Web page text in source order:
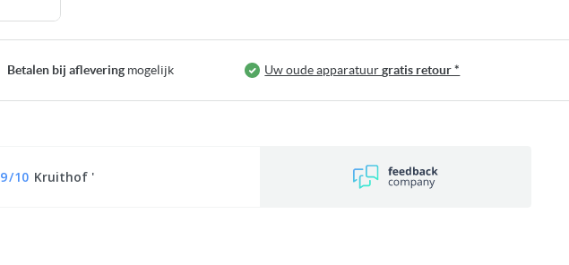
Betalen bij aflevering mogelijk Uw oude apparatuurgratis retour *
9/10 Kruithof '